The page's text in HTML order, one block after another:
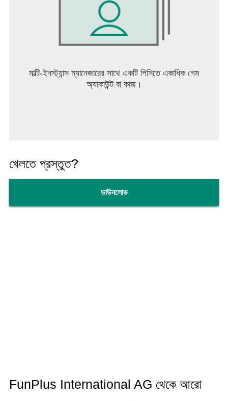
মাল্টি-ইনস্ট্যান্স ম্যানেজারের সাথে একটি পিসিতে একাধিক গেম
অ্যাকাউন্ট বা কাজ।
খেলতে প্রস্তুত?
ডাউনলোড
FunPlus International AG থেকে আরো